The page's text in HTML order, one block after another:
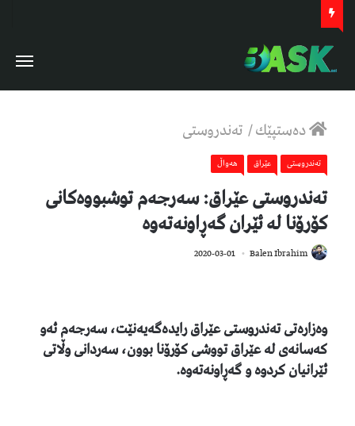
دەستپێك/ تەندروستی
تەندروستی عێراق هەواڵ
تەندروستى عێراق: سەرجەم توشبووەکانى
کۆرۆنا لە ئێران گەڕاونەتەوە
Balen Ibrahim
2020-03-01
وەزارەتى تەندروستى عێراق رایدەگەیەنێت، سەرجەم ئەو
کەسانەى لە عێراق تووشى کۆرۆنا بوون، سەردانى وڵاتى
ئێرانیان کردوە و گەڕاونەتەوە.